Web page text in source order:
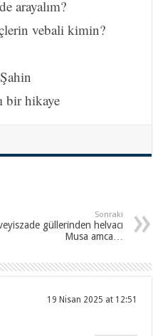
arayalım?
vebali kimin?
bir hikaye
Sonraki
güllerinden helvacı
Musa amca…
19 Nisan 2025 at 12:51